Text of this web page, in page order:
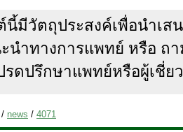
นี้มีวัตถุประสงค์เพื่อนำเ
นำทางการแพทย์ หรือ ถ
ดปรึกษาแพทย์หรือผู้เชี่ย
/ news / 4071